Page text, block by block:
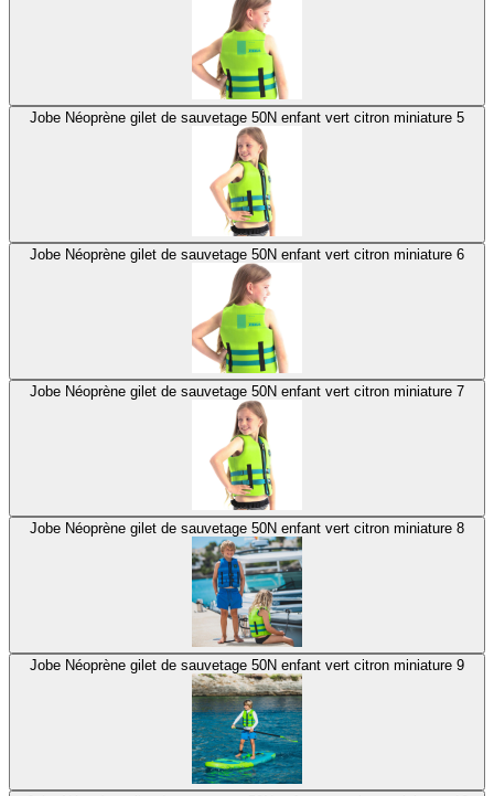
Jobe Néoprène gilet de sauvetage 50N enfant vert citron miniature 5
Jobe Néoprène gilet de sauvetage 50N enfant vert citron miniature 6
Jobe Néoprène gilet de sauvetage 50N enfant vert citron miniature 7
Jobe Néoprène gilet de sauvetage 50N enfant vert citron miniature 8
Jobe Néoprène gilet de sauvetage 50N enfant vert citron miniature 9